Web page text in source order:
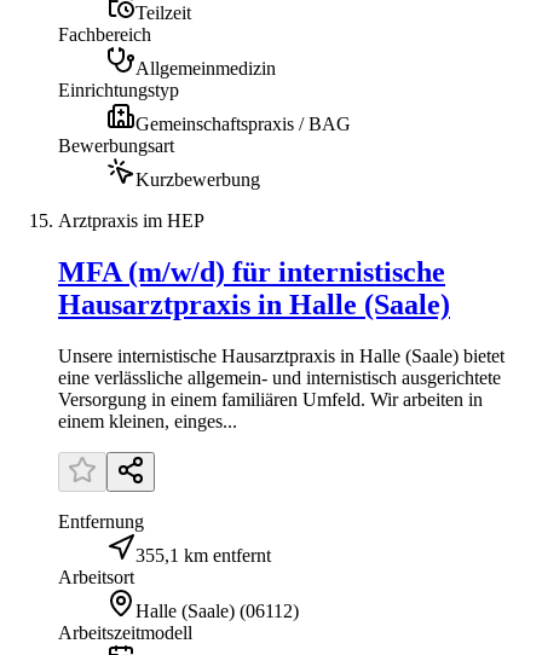
Teilzeit
Fachbereich
Allgemeinmedizin
Einrichtungstyp
Gemeinschaftspraxis / BAG
Bewerbungsart
Kurzbewerbung
Arztpraxis im HEP
MFA (m/w/d) für internistische
Hausarztpraxis in Halle (Saale)
Unsere internistische Hausarztpraxis in Halle (Saale) bietet
eine verlässliche allgemein- und internistisch ausgerichtete
Versorgung in einem familiären Umfeld. Wir arbeiten in
einem kleinen, einges...
Entfernung
355,1 km entfernt
Arbeitsort
Halle (Saale) (06112)
Arbeitszeitmodell